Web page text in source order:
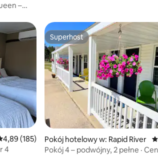
–
ocena: 4,89 na 5, liczba recenzji: 185
4,89 (185)
4
Superhost
Superhost
Pokój hotelowy w: Rapid River
Pokój 4 – podwójny, 2 pełne ·